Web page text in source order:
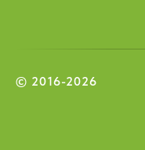
© 2016-2026